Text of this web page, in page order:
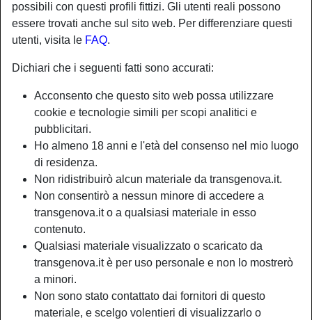
possibili con questi profili fittizi. Gli utenti reali possono
essere trovati anche sul sito web. Per differenziare questi
utenti, visita le FAQ.
Dichiari che i seguenti fatti sono accurati:
Acconsento che questo sito web possa utilizzare
cookie e tecnologie simili per scopi analitici e
pubblicitari.
Ho almeno 18 anni e l'età del consenso nel mio luogo
di residenza.
Non ridistribuirò alcun materiale da transgenova.it.
Non consentirò a nessun minore di accedere a
transgenova.it o a qualsiasi materiale in esso
contenuto.
Qualsiasi materiale visualizzato o scaricato da
transgenova.it è per uso personale e non lo mostrerò
a minori.
Non sono stato contattato dai fornitori di questo
materiale, e scelgo volentieri di visualizzarlo o
star Aggiungi chat Chatta adesso
Nickname:
Età:
45
Provincia:
Genova
Sesso:
Shemale